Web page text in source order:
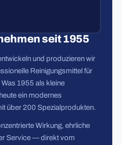
seit 1955
und produzieren wir
Reinigungsmittel für
1955 als kleine
ein modernes
über 200 Spezialprodukten.
Wirkung, ehrliche
Service — direkt vom